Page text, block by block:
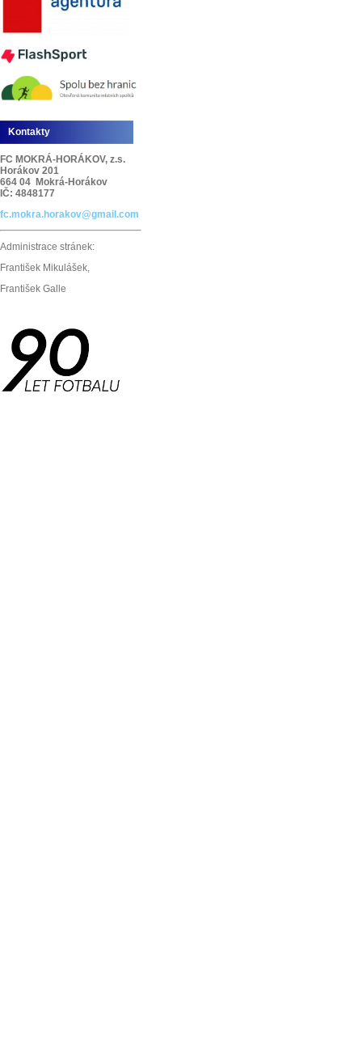
Kontakty
FC MOKRÁ-HORÁKOV, z.s.
Horákov 201
664 04 Mokrá-Horákov
IČ: 4848177
fc.mokra.horakov@gmail.com
Administrace stránek:
František Mikulášek,
František Galle